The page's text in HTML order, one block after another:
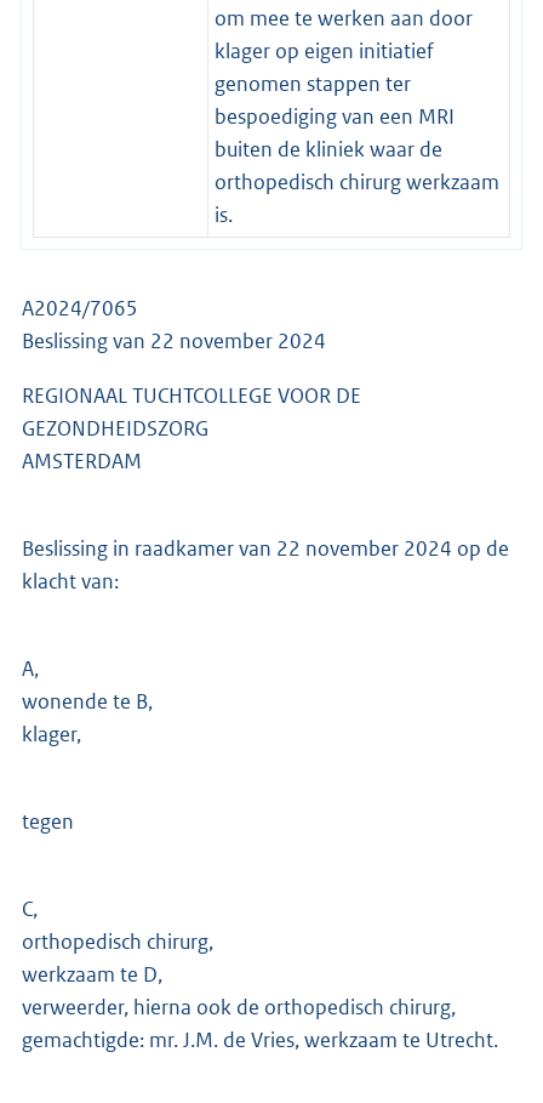
om mee te werken aan door
klager op eigen initiatief
genomen stappen ter
bespoediging van een MRI
buiten de kliniek waar de
orthopedisch chirurg werkzaam
is.
A2024/7065
Beslissing van 22 november 2024
REGIONAAL TUCHTCOLLEGE VOOR DE
GEZONDHEIDSZORG
AMSTERDAM
Beslissing in raadkamer van 22 november 2024 op de
klacht van:
A,
wonende te B,
klager,
tegen
C,
orthopedisch chirurg,
werkzaam te D,
verweerder, hierna ook de orthopedisch chirurg,
gemachtigde: mr. J.M. de Vries, werkzaam te Utrecht.